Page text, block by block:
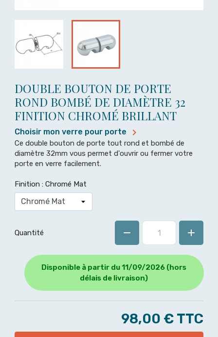
DOUBLE BOUTON DE PORTE
ROND BOMBÉ DE DIAMÈTRE 32
FINITION CHROMÉ BRILLANT
Choisir mon verre pour porte 
Ce double bouton de porte tout rond et bombé de
diamètre 32mm vous permet d'ouvrir ou fermer votre
porte en verre facilement.
Finition : Chromé Mat
Quantité
Disponible à partir du 11/09/2026 (hors
délais de livraison)
98,00 € TTC